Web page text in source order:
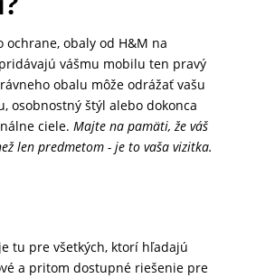
ochrane, obaly od H&M na
vášmu mobilu ten pravý
obalu môže odrážať vašu
osobnostný štýl alebo dokonca
ciele. Majte na pamäti, že váš
len predmetom - je to vaša vizitka.
tu pre všetkých, ktorí hľadajú
a pritom dostupné riešenie pre